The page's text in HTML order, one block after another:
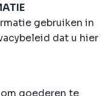
gebruiken in
dat u hier
goederen te